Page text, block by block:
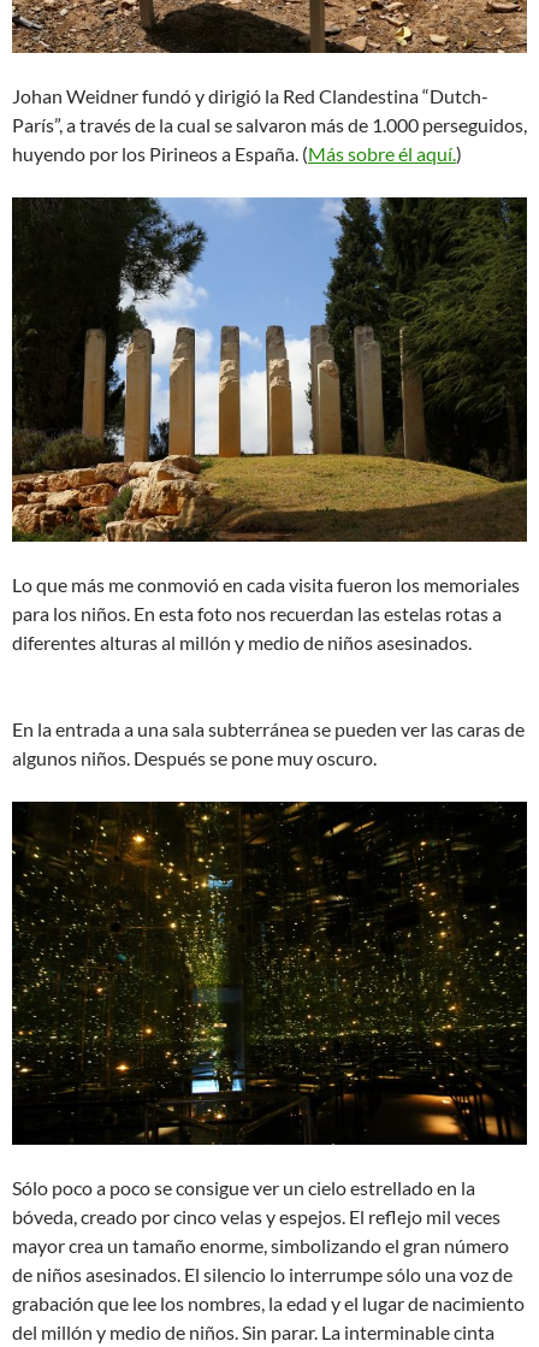
Johan Weidner fundó y dirigió la Red Clandestina “Dutch-
París”, a través de la cual se salvaron más de 1.000 perseguidos,
huyendo por los Pirineos a España. (Más sobre él aquí.)
Lo que más me conmovió en cada visita fueron los memoriales
para los niños. En esta foto nos recuerdan las estelas rotas a
diferentes alturas al millón y medio de niños asesinados.
En la entrada a una sala subterránea se pueden ver las caras de
algunos niños. Después se pone muy oscuro.
Sólo poco a poco se consigue ver un cielo estrellado en la
bóveda, creado por cinco velas y espejos. El reflejo mil veces
mayor crea un tamaño enorme, simbolizando el gran número
de niños asesinados. El silencio lo interrumpe sólo una voz de
grabación que lee los nombres, la edad y el lugar de nacimiento
del millón y medio de niños. Sin parar. La interminable cinta